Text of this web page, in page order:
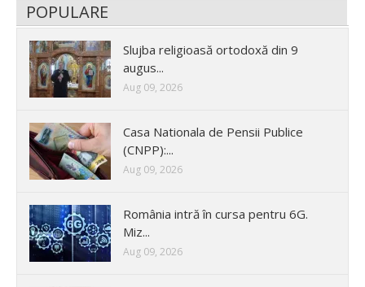
POPULARE
Slujba religioasă ortodoxă din 9
augus...
Aug 09, 2026
Casa Nationala de Pensii Publice
(CNPP):...
Aug 09, 2026
România intră în cursa pentru 6G.
Miz...
Aug 09, 2026